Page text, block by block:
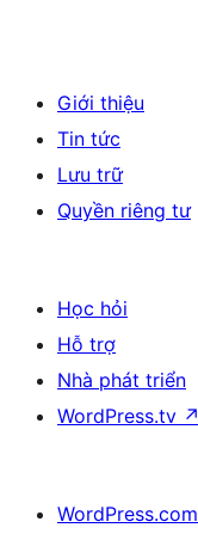
Giới thiệu
Tin tức
Lưu trữ
Quyền riêng tư
Học hỏi
Hỗ trợ
Nhà phát triển
WordPress.tv ↗
WordPress.com